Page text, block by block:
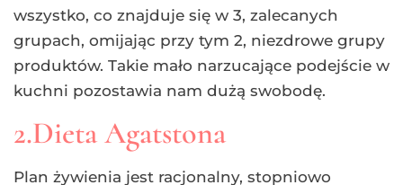
wszystko, co znajduje się w 3, zalecanych
grupach, omijając przy tym 2, niezdrowe grupy
produktów. Takie mało narzucające podejście w
kuchni pozostawia nam dużą swobodę.
2.Dieta Agatstona
Plan żywienia jest racjonalny, stopniowo